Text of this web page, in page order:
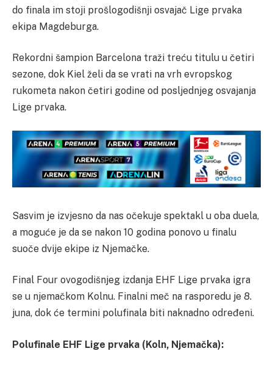
do finala im stoji prošlogodišnji osvajač Lige prvaka
ekipa Magdeburga.
Rekordni šampion Barcelona traži treću titulu u četiri
sezone, dok Kiel želi da se vrati na vrh evropskog
rukometa nakon četiri godine od posljednjeg osvajanja
Lige prvaka.
Sasvim je izvjesno da nas očekuje spektakl u oba duela,
a moguće je da se nakon 10 godina ponovo u finalu
suoče dvije ekipe iz Njemačke.
Final Four ovogodišnjeg izdanja EHF Lige prvaka igra
se u njemačkom Kolnu. Finalni meč na rasporedu je 8.
juna, dok će termini polufinala biti naknadno određeni.
Polufinale EHF Lige prvaka (Koln, Njemačka):